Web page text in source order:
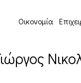
Οικονομία